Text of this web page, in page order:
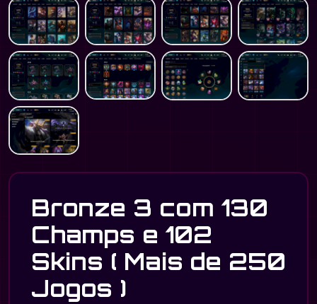
Bronze 3 com 130
Champs e 102
Skins ( Mais de 250
Jogos )